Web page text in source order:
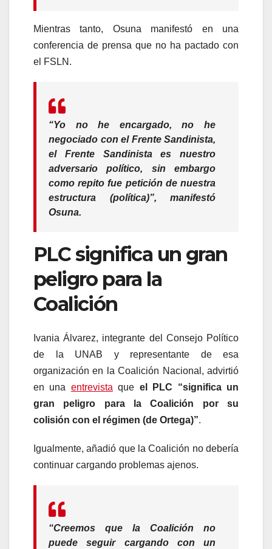
Mientras tanto, Osuna manifestó en una
conferencia de prensa que no ha pactado con
el FSLN.
“Yo no he encargado, no he
negociado con el Frente Sandinista,
el Frente Sandinista es nuestro
adversario político, sin embargo
como repito fue petición de nuestra
estructura (política)”, manifestó
Osuna.
PLC significa un gran
peligro para la
Coalición
Ivania Álvarez, integrante del Consejo Político
de la UNAB y representante de esa
organización en la Coalición Nacional, advirtió
en una entrevista que el PLC “significa un
gran peligro para la Coalición por su
colisión con el régimen (de Ortega)”.
Igualmente, añadió que la Coalición no debería
continuar cargando problemas ajenos.
“Creemos que la Coalición no
puede seguir cargando con un